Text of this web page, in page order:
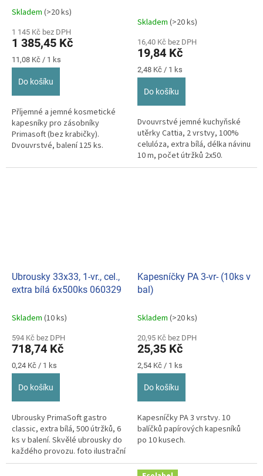
bílá,125ks (58ks/bal.)
Průměrné
produktu
je
5,0
z
Skladem (>20 ks)
1 145 Kč bez DPH
1 385,45 Kč
Měrná
cena:
11,08 Kč / 1 ks
Do košíku
Příjemné a jemné kosmetické
kapesníky pro zásobníky
Primasoft (bez krabičky).
Dvouvrstvé, balení 125 ks.
Skladem (>20 ks)
16,40 Kč bez DPH
19,84 Kč
Měrná
cena:
2,48 Kč / 1 ks
Do košíku
Dvouvrstvé jemné kuchyňské
utěrky Cattia, 2 vrstvy, 100%
celulóza, extra bílá, délka návinu
10 m, počet útržků 2x50.
Ubrousky 33x33, 1-vr., cel.,
extra bílá 6x500ks 060329
Skladem (10 ks)
594 Kč bez DPH
718,74 Kč
Měrná
cena:
0,24 Kč / 1 ks
Do košíku
Ubrousky PrimaSoft gastro
classic, extra bílá, 500 útržků, 6
ks v balení. Skvělé ubrousky do
každého provozu. foto ilustrační
Kapesníčky PA 3-vr- (10ks v
bal)
Skladem (>20 ks)
20,95 Kč bez DPH
25,35 Kč
Měrná
cena:
2,54 Kč / 1 ks
Do košíku
Kapesníčky PA 3 vrstvy. 10
balíčků papírových kapesníků
po 10 kusech.